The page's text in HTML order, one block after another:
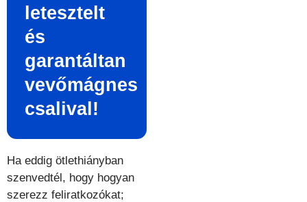
letesztelt
és
garantáltan
vevőmágnes
csalival!
Ha eddig ötlethiányban
szenvedtél, hogy hogyan
szerezz feliratkozókat;